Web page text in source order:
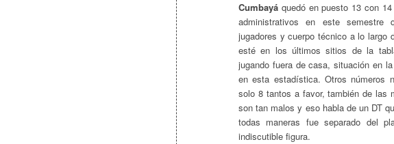
Cumbayá quedó en puesto 13 con
administrativos en este semestre
jugadores y cuerpo técnico a lo largo
esté en los últimos sitios de la
jugando fuera de casa, situación en
en esta estadística. Otros números
solo 8 tantos a favor, también de las
son tan malos y eso habla de un DT
todas maneras fue separado del
indiscutible figura.